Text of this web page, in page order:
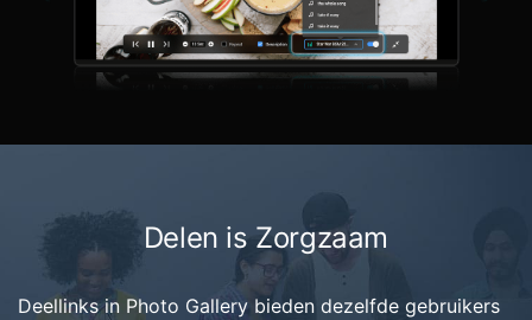
Delen is Zorgzaam
Deellinks in Photo Gallery bieden dezelfde gebruikers